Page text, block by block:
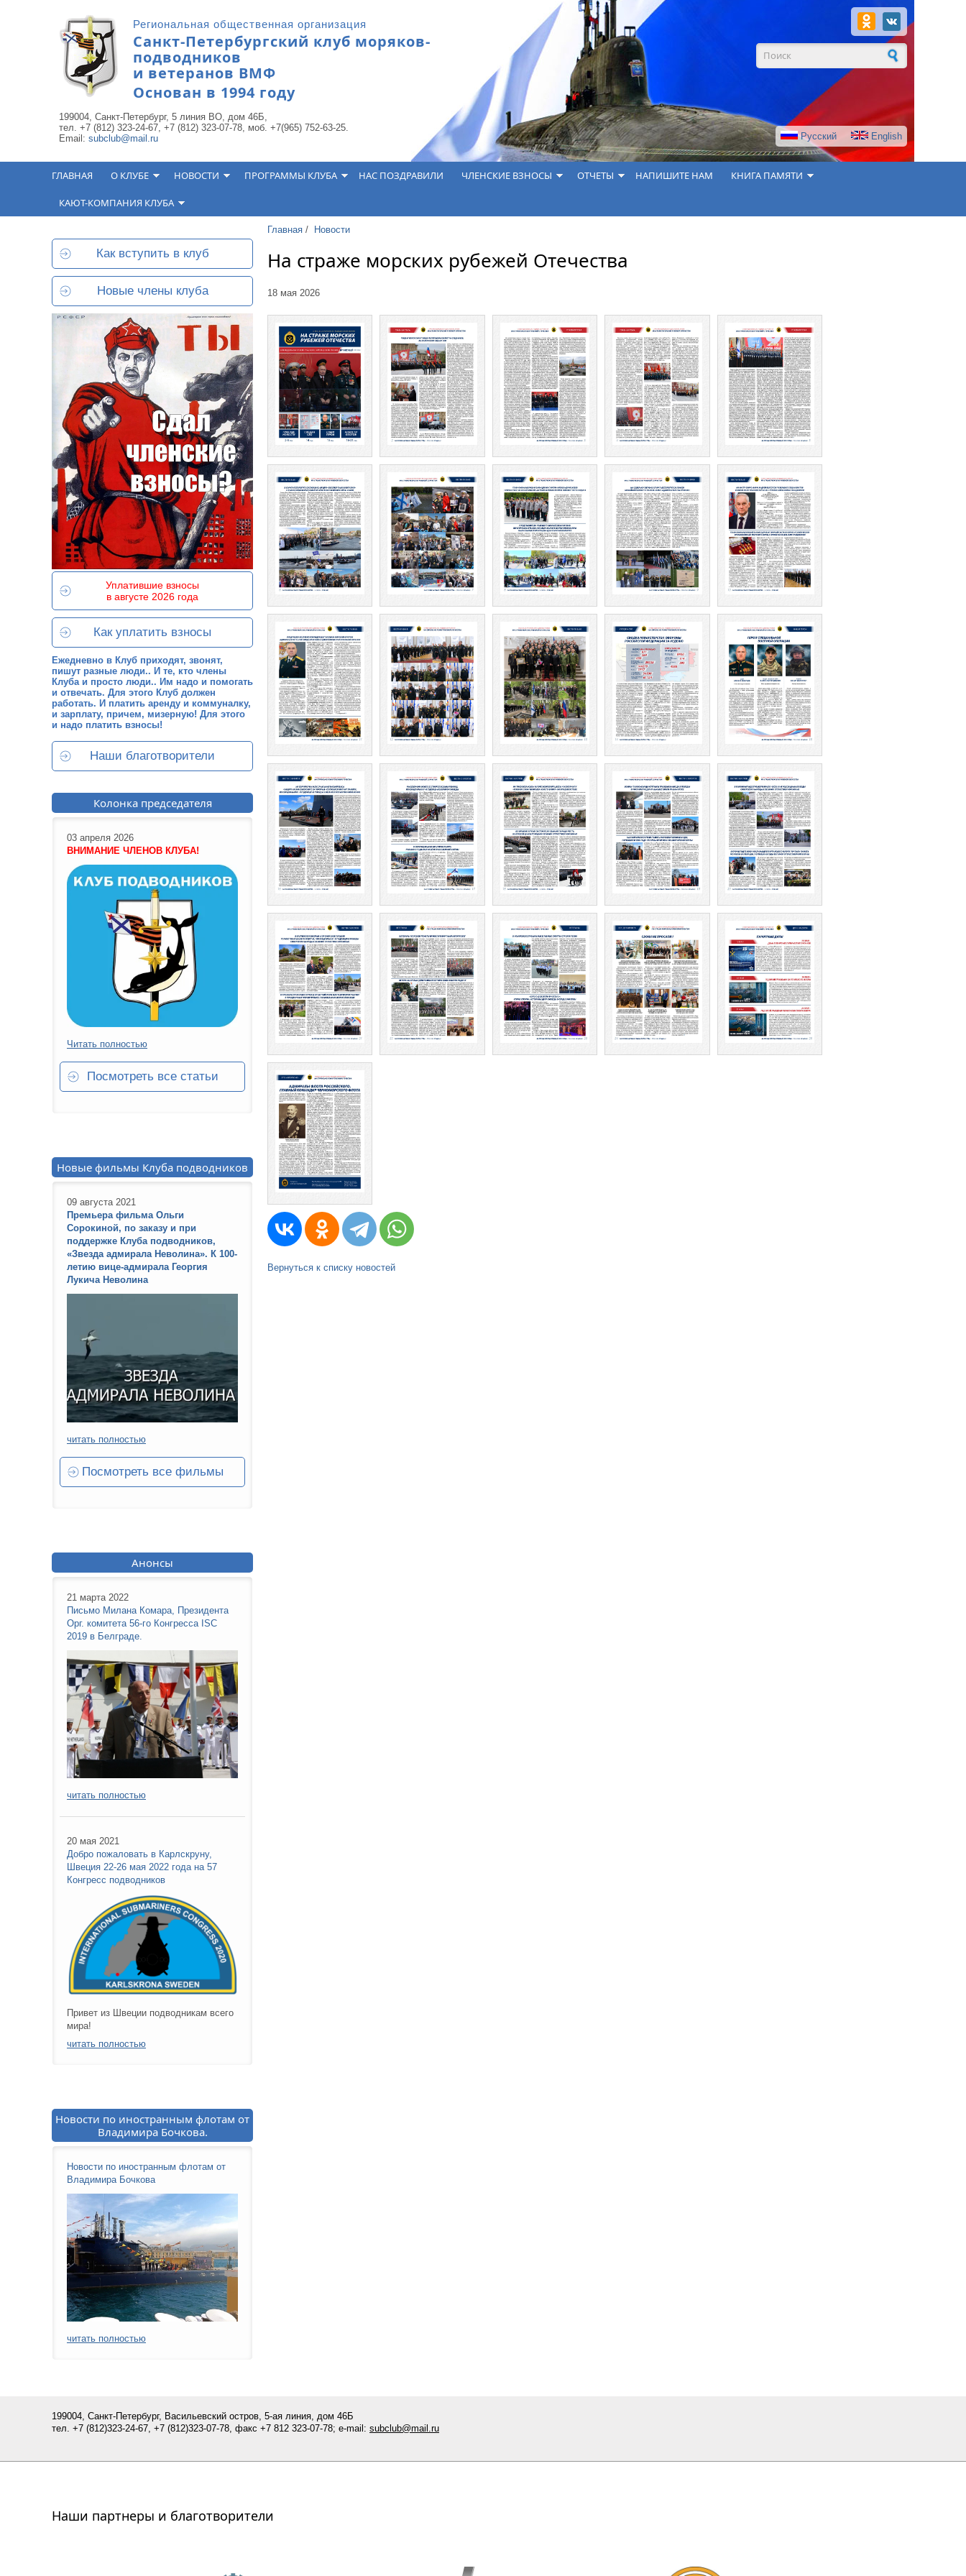
Региональная общественная организация
Санкт-Петербургский клуб моряков-
подводников
и ветеранов ВМФ
Основан в 1994 году
199004, Санкт-Петербург, 5 линия ВО, дом 46Б,
тел. +7 (812) 323-24-67, +7 (812) 323-07-78, моб. +7(965) 752-63-25.
Email: subclub@mail.ru
Форма поиска
Русский English
ГЛАВНАЯ О КЛУБЕ НОВОСТИ ПРОГРАММЫ КЛУБА НАС ПОЗДРАВИЛИ ЧЛЕНСКИЕ ВЗНОСЫ ОТЧЕТЫ НАПИШИТЕ НАМ КНИГА ПАМЯТИ
КАЮТ-КОМПАНИЯ КЛУБА
Главная / Новости
На страже морских рубежей Отечества
18 мая 2026
Вернуться к списку новостей
Как вступить в клуб
Новые члены клуба
Уплатившие взносы
в августе 2026 года
Как уплатить взносы
Ежедневно в Клуб приходят, звонят,
пишут разные люди.. И те, кто члены
Клуба и просто люди.. Им надо и помогать
и отвечать. Для этого Клуб должен
работать. И платить аренду и коммуналку,
и зарплату, причем, мизерную! Для этого
и надо платить взносы!
Наши благотворители
Колонка председателя
03 апреля 2026
ВНИМАНИЕ ЧЛЕНОВ КЛУБА!
Читать полностью
Посмотреть все статьи
Новые фильмы Клуба подводников
09 августа 2021
Премьера фильма Ольги
Сорокиной, по заказу и при
поддержке Клуба подводников,
«Звезда адмирала Неволина». К 100-
летию вице-адмирала Георгия
Лукича Неволина
читать полностью
Посмотреть все фильмы
Анонсы
21 марта 2022
Письмо Милана Комара, Президента
Орг. комитета 56-го Конгресса ISC
2019 в Белграде.
читать полностью
20 мая 2021
Добро пожаловать в Карлскруну,
Швеция 22-26 мая 2022 года на 57
Конгресс подводников
Привет из Швеции подводникам всего
мира!
читать полностью
Новости по иностранным флотам от
Владимира Бочкова.
Новости по иностранным флотам от
Владимира Бочкова
читать полностью
199004, Санкт-Петербург, Васильевский остров, 5-ая линия, дом 46Б
тел. +7 (812)323-24-67, +7 (812)323-07-78, факс +7 812 323-07-78; e-mail: subclub@mail.ru
Наши партнеры и благотворители